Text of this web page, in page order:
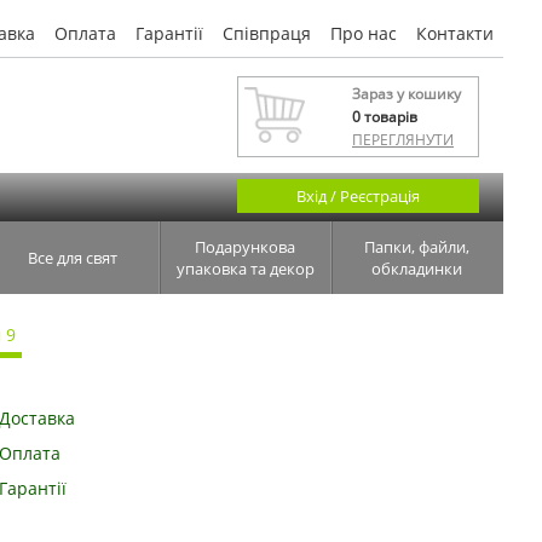
Оплата Гарантії Співпраця Про нас Контакти
Зараз у кошику
0товарів
ПЕРЕГЛЯНУТИ
Вхід / Реєстрація
Все для свят
Подарункова
упаковка та декор
Папки, файли,
обкладинки
9
Доставка
Оплата
Гарантії